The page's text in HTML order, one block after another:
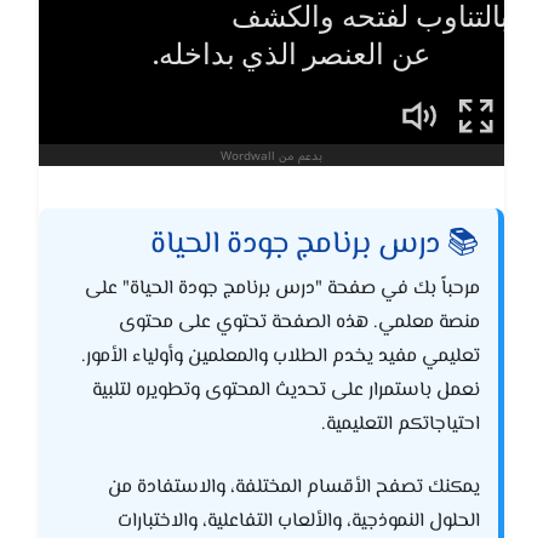
📚 درس برنامج جودة الحياة
مرحباً بك في صفحة "درس برنامج جودة الحياة" على
منصة معلمي. هذه الصفحة تحتوي على محتوى
تعليمي مفيد يخدم الطلاب والمعلمين وأولياء الأمور.
نعمل باستمرار على تحديث المحتوى وتطويره لتلبية
احتياجاتكم التعليمية.
يمكنك تصفح الأقسام المختلفة، والاستفادة من
الحلول النموذجية، والألعاب التفاعلية، والاختبارات